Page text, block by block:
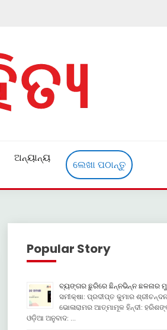
ଅନ୍ୟାନ୍ୟ
ଲେଖା ପଠାନ୍ତୁ
Popular Story
ବ୍ୟଙ୍ଗର ଛୁରିରେ ଛିନ୍ନଭିନ୍ନ ଛଳନାର
ସମୀକ୍ଷା: ପ୍ରଦୀପ୍ତ କୁମାର
ଭୋଳାରାମର ଆତ୍ମାମୂଳ ହିନ୍ଦୀ:
ଓଡ଼ିଆ ଅନୁବାଦ: …